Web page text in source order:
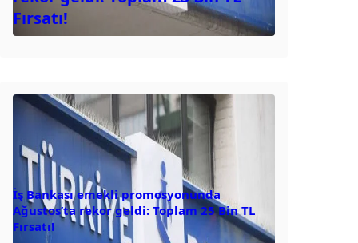
Fırsatı!
İş Bankası emekli promosyonunda
Ağustos’ta rekor geldi: Toplam 25 Bin TL
Fırsatı!